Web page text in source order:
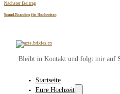
Nächster Beitrag
Sound-Branding für Hochzeiten
Bleibt in Kontakt und folgt mir auf
Startseite
Eure Hochzeit